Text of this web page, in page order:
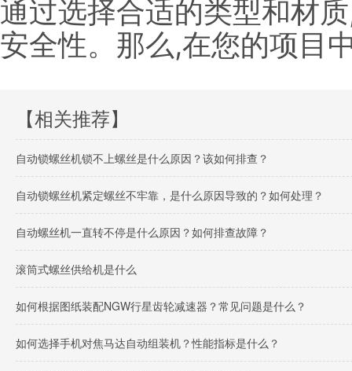
通过选择合适的类型和材
安全性。那么,在您的项目
【相关推荐】
自动锁螺丝机锁不上螺丝是什么原因？该如何排查？
自动锁螺丝机紧定螺丝不牢靠，是什么原因导致的？如何处理？
自动螺丝机一直转不停是什么原因？如何排查故障？
滚筒式螺丝供给机是什么
如何根据图纸装配NGW行星齿轮减速器？常见问题是什么？
如何选择手机对焦马达自动组装机？性能指标是什么？